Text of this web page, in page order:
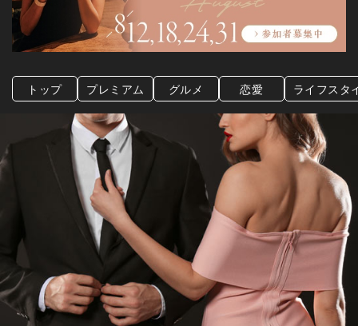
トップ プレミアム グルメ 恋愛 ライフスタ